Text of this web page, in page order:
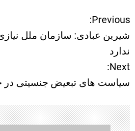
ر
ا
ه
ر
Previous:
شیرین عبادی: سازمان ملل
ندارد
Next:
سیاست های تبعیض جنسیتی در